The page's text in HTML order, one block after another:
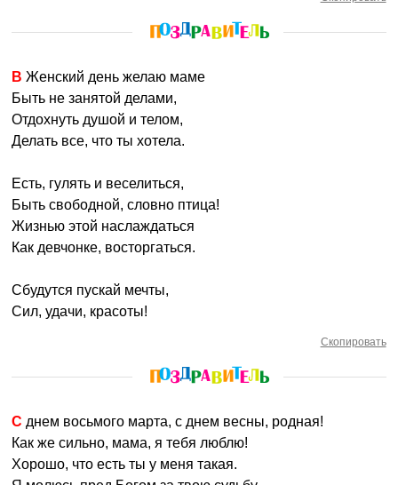
В Женский день желаю маме
Быть не занятой делами,
Отдохнуть душой и телом,
Делать все, что ты хотела.
Есть, гулять и веселиться,
Быть свободной, словно птица!
Жизнью этой наслаждаться
Как девчонке, восторгаться.
Сбудутся пускай мечты,
Сил, удачи, красоты!
Скопировать
С днем восьмого марта, с днем весны, родная!
Как же сильно, мама, я тебя люблю!
Хорошо, что есть ты у меня такая.